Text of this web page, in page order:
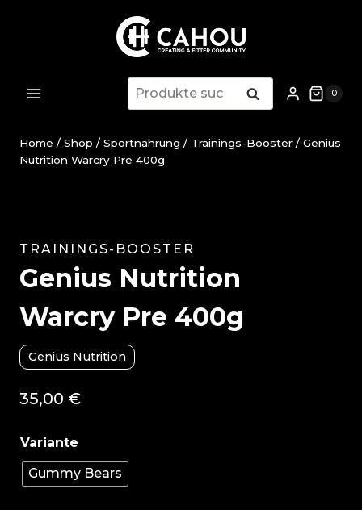
Suche
nach:
Suche 0
Home / Shop / Sportnahrung / Trainings-Booster / Genius
Nutrition Warcry Pre 400g
TRAININGS-BOOSTER
Genius Nutrition
Warcry Pre 400g
Genius Nutrition
35,00 €
Gummy Bears